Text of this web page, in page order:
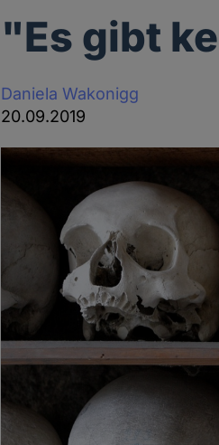
"Es gibt
Daniela Wakonigg
20.09.2019